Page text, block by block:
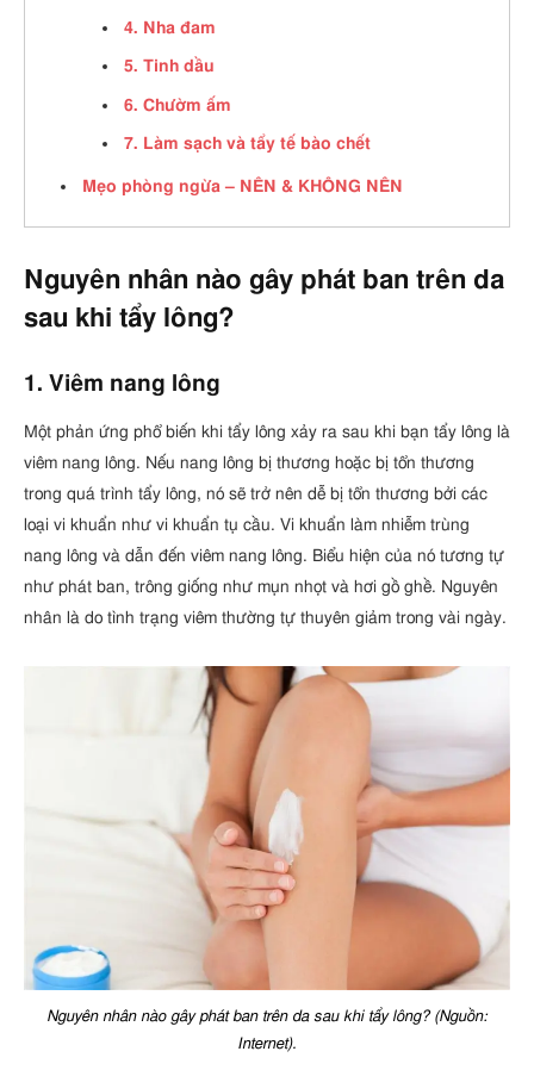
4. Nha đam
5. Tinh dầu
6. Chườm ấm
7. Làm sạch và tẩy tế bào chết
Mẹo phòng ngừa – NÊN & KHÔNG NÊN
Nguyên nhân nào gây phát ban trên da
sau khi tẩy lông?
1. Viêm nang lông
Một phản ứng phổ biến khi tẩy lông xảy ra sau khi bạn tẩy lông là
viêm nang lông. Nếu nang lông bị thương hoặc bị tổn thương
trong quá trình tẩy lông, nó sẽ trở nên dễ bị tổn thương bởi các
loại vi khuẩn như vi khuẩn tụ cầu. Vi khuẩn làm nhiễm trùng
nang lông và dẫn đến viêm nang lông. Biểu hiện của nó tương tự
như phát ban, trông giống như mụn nhọt và hơi gồ ghề. Nguyên
nhân là do tình trạng viêm thường tự thuyên giảm trong vài ngày.
Nguyên nhân nào gây phát ban trên da sau khi tẩy lông? (Nguồn:
Internet).